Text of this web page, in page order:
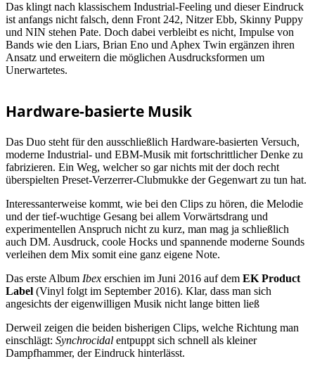
Das klingt nach klassischem Industrial-Feeling und dieser Eindruck
ist anfangs nicht falsch, denn Front 242, Nitzer Ebb, Skinny Puppy
und NIN stehen Pate. Doch dabei verbleibt es nicht, Impulse von
Bands wie den Liars, Brian Eno und Aphex Twin ergänzen ihren
Ansatz und erweitern die möglichen Ausdrucksformen um
Unerwartetes.
Hardware-basierte Musik
Das Duo steht für den ausschließlich Hardware-basierten Versuch,
moderne Industrial- und EBM-Musik mit fortschrittlicher Denke zu
fabrizieren. Ein Weg, welcher so gar nichts mit der doch recht
überspielten Preset-Verzerrer-Clubmukke der Gegenwart zu tun hat.
Interessanterweise kommt, wie bei den Clips zu hören, die Melodie
und der tief-wuchtige Gesang bei allem Vorwärtsdrang und
experimentellen Anspruch nicht zu kurz, man mag ja schließlich
auch DM. Ausdruck, coole Hocks und spannende moderne Sounds
verleihen dem Mix somit eine ganz eigene Note.
Das erste Album Ibex erschien im Juni 2016 auf dem EK Product
Label (Vinyl folgt im September 2016). Klar, dass man sich
angesichts der eigenwilligen Musik nicht lange bitten ließ
Derweil zeigen die beiden bisherigen Clips, welche Richtung man
einschlägt: Synchrocidal entpuppt sich schnell als kleiner
Dampfhammer, der Eindruck hinterlässt.